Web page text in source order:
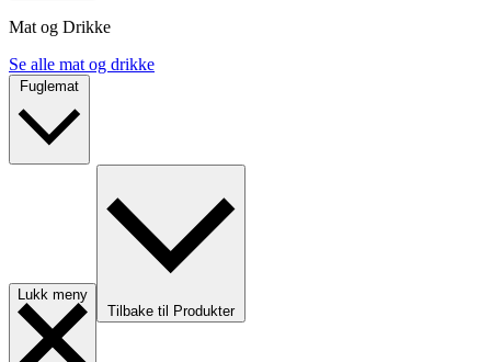
Mat og Drikke
Se alle mat og drikke
Lukk meny
Tilbake til Produkter